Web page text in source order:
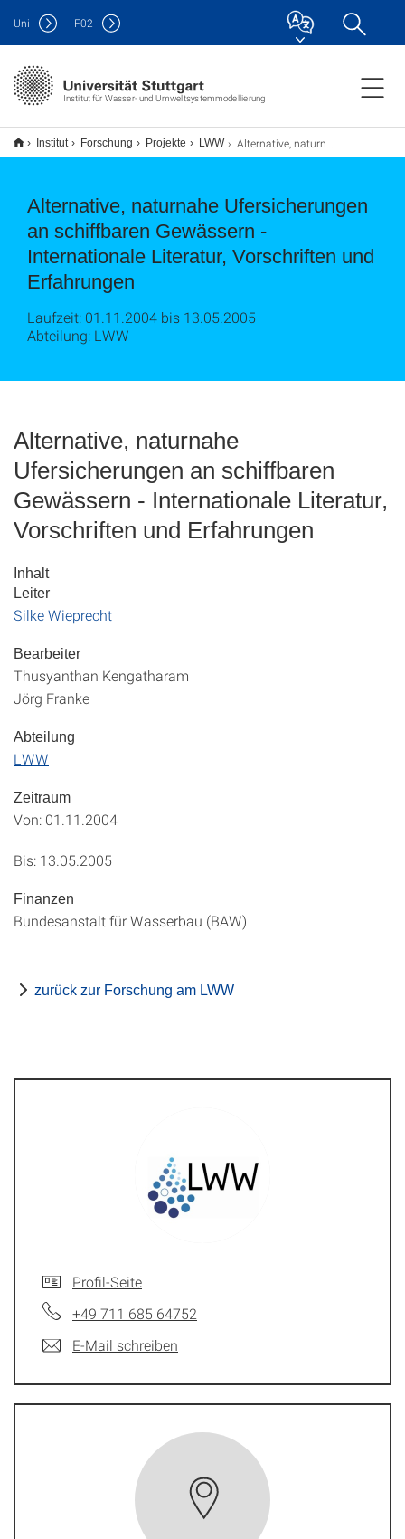
Institut für Wasser- und Umweltsystemmodellierung
Uni F02
Institut Forschung Projekte LWW Alternative, naturnahe Ufersicherungen an schiffbaren Gewässern - Internationale Literatur, Vorschriften und Erfahrungen
Alternative, naturnahe Ufersicherungen
an schiffbaren Gewässern -
Internationale Literatur, Vorschriften und
Erfahrungen
Laufzeit: 01.11.2004 bis 13.05.2005
Abteilung: LWW
Alternative, naturnahe
Ufersicherungen an schiffbaren
Gewässern - Internationale Literatur,
Vorschriften und Erfahrungen
Inhalt
Leiter
Silke Wieprecht
Bearbeiter
Thusyanthan Kengatharam
Jörg Franke
Abteilung
LWW
Zeitraum
Von: 01.11.2004
Bis: 13.05.2005
Finanzen
Bundesanstalt für Wasserbau (BAW)
zurück zur Forschung am LWW
Profil-Seite
+49 711 685 64752
E-Mail schreiben